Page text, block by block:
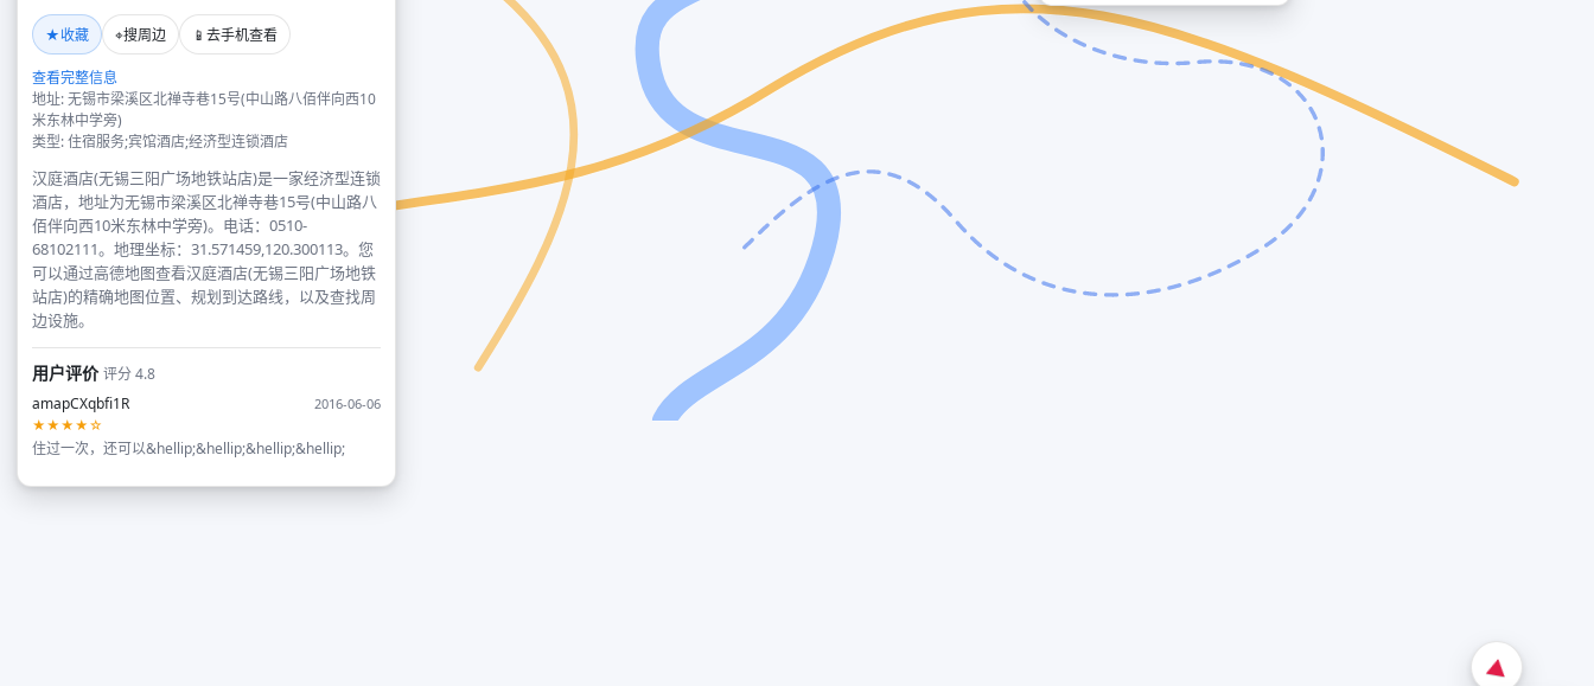
★收藏 ⌖搜周边 📱 去手机查看
查看完整信息
地址: 无锡市梁溪区北禅寺巷15号(中山路八佰伴向西10
米东林中学旁)
类型: 住宿服务;宾馆酒店;经济型连锁酒店
汉庭酒店(无锡三阳广场地铁站店)是一家经济型连锁
酒店，地址为无锡市梁溪区北禅寺巷15号(中山路八
佰伴向西10米东林中学旁)。电话：0510-
68102111。地理坐标：31.571459,120.300113。您
可以通过高德地图查看汉庭酒店(无锡三阳广场地铁
站店)的精确地图位置、规划到达路线，以及查找周
边设施。
用户评价评分 4.8
amapCXqbfi1R
2016-06-06
★★★★☆
住过一次，还可以&hellip;&hellip;&hellip;&hellip;